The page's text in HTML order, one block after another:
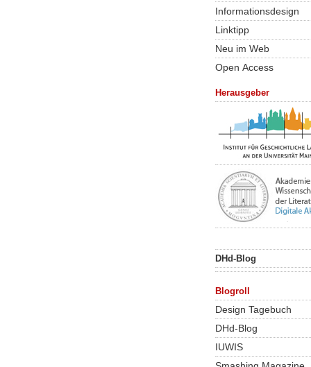
Informationsdesign
Linktipp
Neu im Web
Open Access
Herausgeber
DHd-Blog
Blogroll
Design Tagebuch
DHd-Blog
IUWIS